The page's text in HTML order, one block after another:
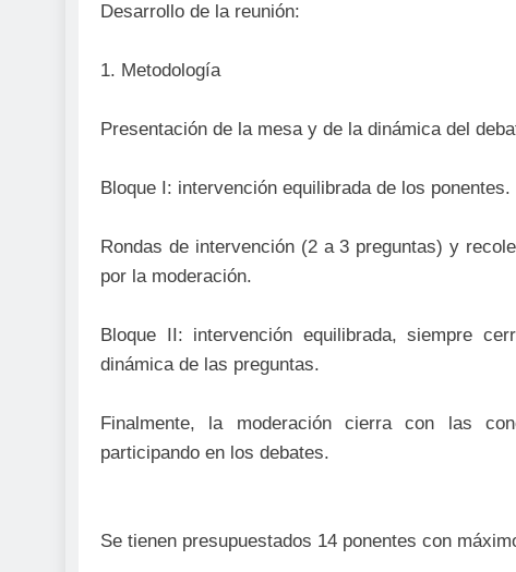
Desarrollo de la reunión:
1. Metodología
Presentación de la mesa y de la dinámica del
Bloque I: intervención equilibrada de los ponentes.
Rondas de intervención (2 a 3 preguntas) y
por la moderación.
Bloque II: intervención equilibrada, siempre
dinámica de las preguntas.
Finalmente, la moderación cierra con las
participando en los debates.
Se tienen presupuestados 14 ponentes con